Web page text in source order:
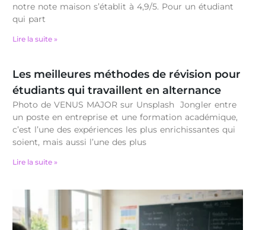
notre note maison s’établit à 4,9/5. Pour un étudiant
qui part
Lire la suite »
Les meilleures méthodes de révision pour
étudiants qui travaillent en alternance
Photo de VENUS MAJOR sur Unsplash Jongler entre
un poste en entreprise et une formation académique,
c’est l’une des expériences les plus enrichissantes qui
soient, mais aussi l’une des plus
Lire la suite »